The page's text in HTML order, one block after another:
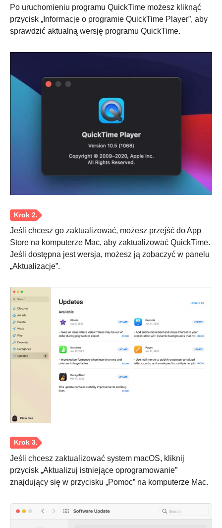
Krok 1.
Po uruchomieniu programu QuickTime możesz kliknąć
przycisk „Informacje o programie QuickTime Player”, aby
sprawdzić aktualną wersję programu QuickTime.
Jeśli chcesz go zaktualizować, możesz przejść do App
Store na komputerze Mac, aby zaktualizować QuickTime.
Jeśli dostępna jest wersja, możesz ją zobaczyć w panelu
„Aktualizacje”.
Jeśli chcesz zaktualizować system macOS, kliknij
przycisk „Aktualizuj istniejące oprogramowanie”
znajdujący się w przycisku „Pomoc” na komputerze Mac.